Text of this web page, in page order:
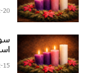
20
15